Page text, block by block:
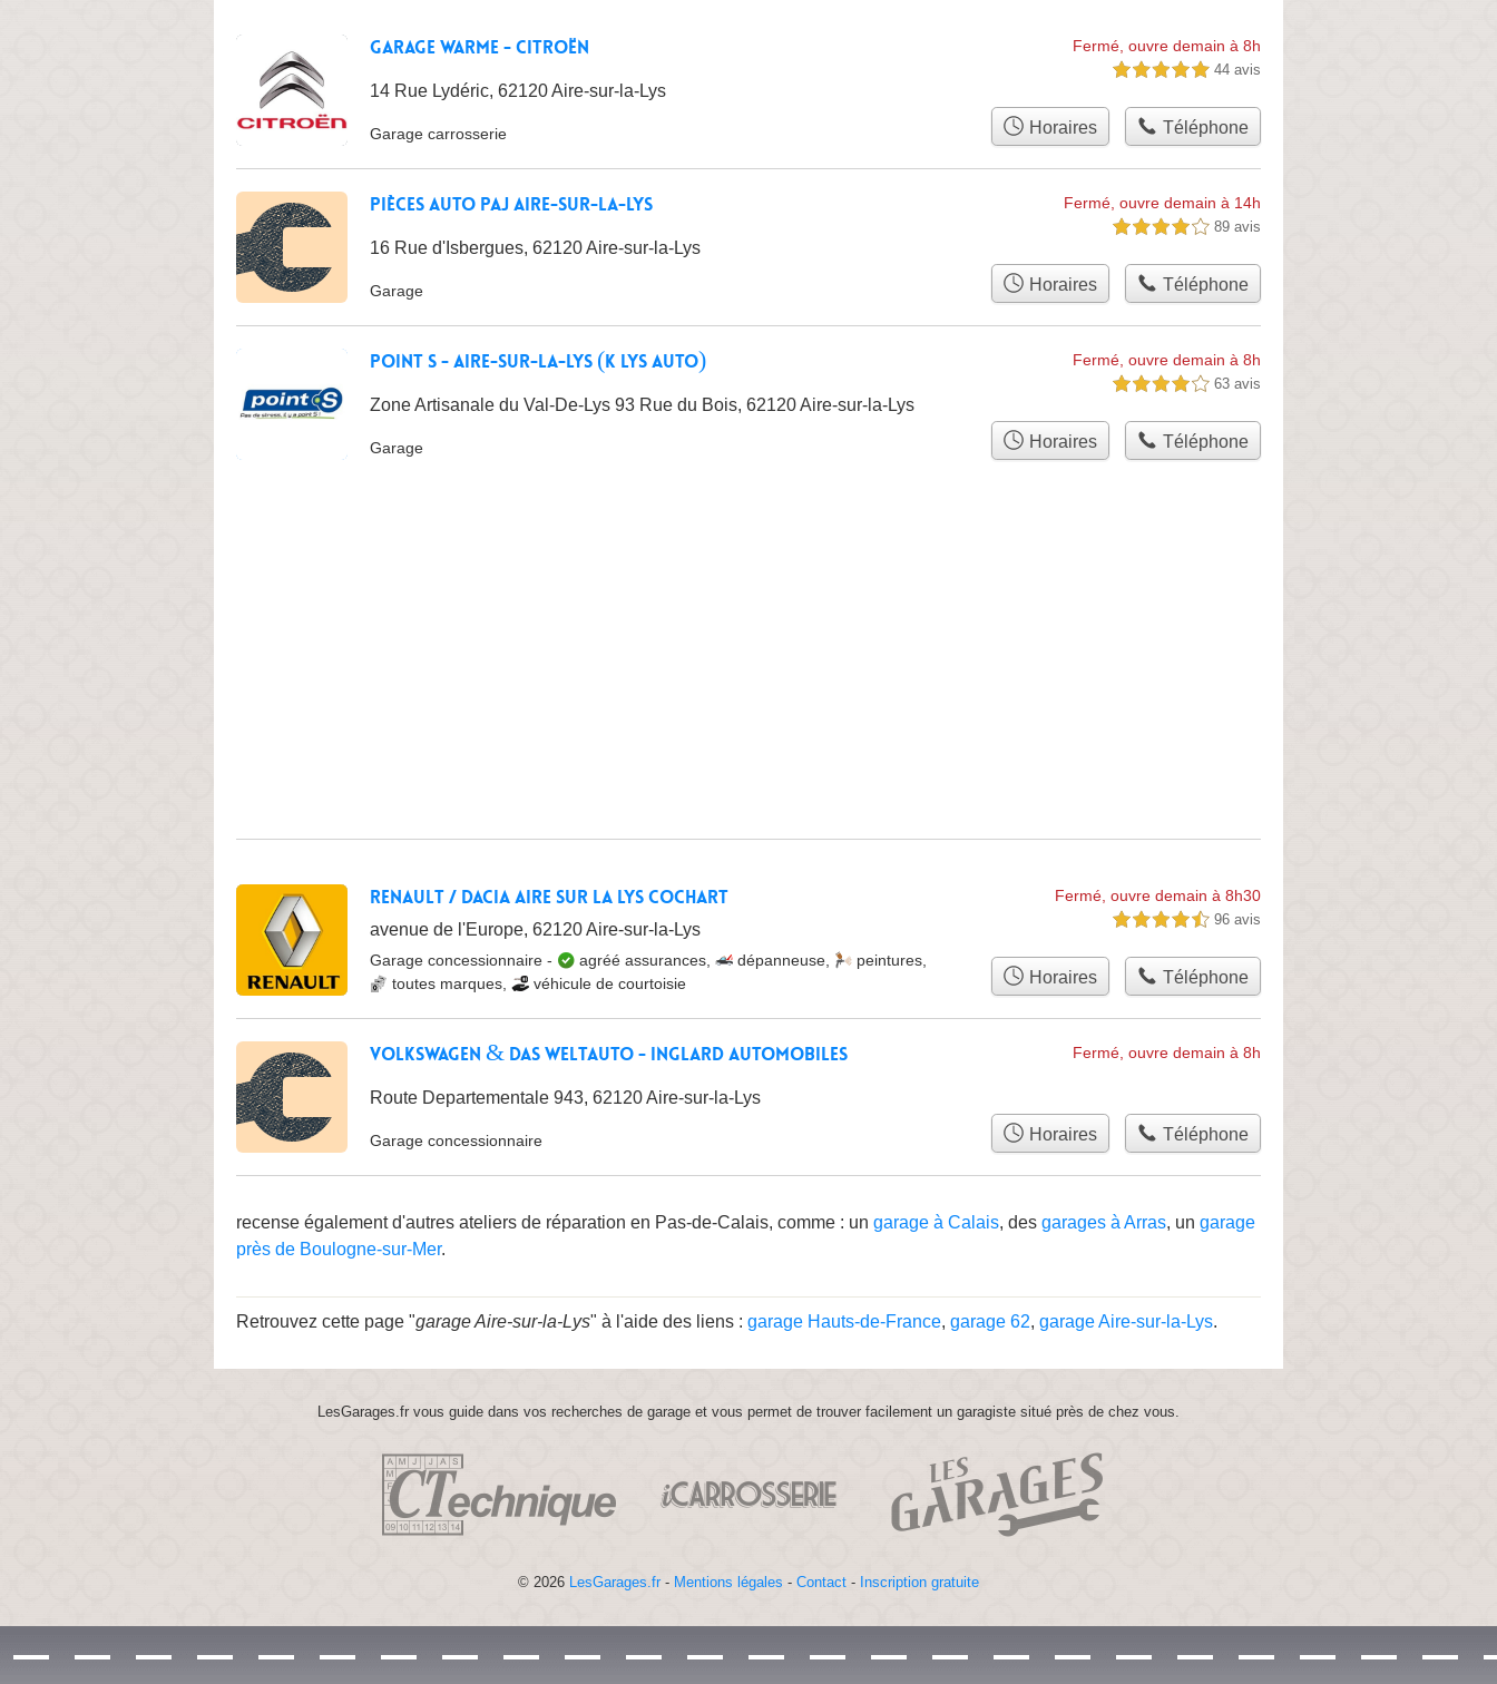
Garage Warme - Citroën
14 Rue Lydéric, 62120 Aire-sur-la-Lys
Fermé, ouvre demain à 8h
5,0 étoiles sur 5 44 avis
Garage carrosserie Horaires Téléphone
Pièces Auto PAJ Aire-sur-la-Lys
16 Rue d'Isbergues, 62120 Aire-sur-la-Lys
Fermé, ouvre demain à 14h
4,0 étoiles sur 5 89 avis
Garage Horaires Téléphone
Point S - Aire-sur-la-Lys (K LYS AUTO)
Zone Artisanale du Val-De-Lys 93 Rue du Bois, 62120 Aire-sur-la-Lys
Fermé, ouvre demain à 8h
4,0 étoiles sur 5 63 avis
Garage Horaires Téléphone
Renault / Dacia Aire sur la lys COCHART
avenue de l'Europe, 62120 Aire-sur-la-Lys
Fermé, ouvre demain à 8h30
4,5 étoiles sur 5 96 avis
Garage concessionnaire - agréé assurances dépanneuse peintures
toutes marques
véhicule de courtoisie Horaires Téléphone
Volkswagen & Das WeltAuto - Inglard Automobiles
Route Departementale 943, 62120 Aire-sur-la-Lys
Fermé, ouvre demain à 8h
Garage concessionnaire Horaires Téléphone
recense également d'autres ateliers de réparation en Pas-de-Calais, comme : un garage à Calais, des garages à Arras, un garage
près de Boulogne-sur-Mer.
Retrouvez cette page "garage Aire-sur-la-Lys" à l'aide des liens : garage Hauts-de-France, garage 62, garage Aire-sur-la-Lys.
LesGarages.fr vous guide dans vos recherches de garage et vous permet de trouver facilement un garagiste situé près de chez vous.
© 2026 LesGarages.fr - Mentions légales - Contact - Inscription gratuite